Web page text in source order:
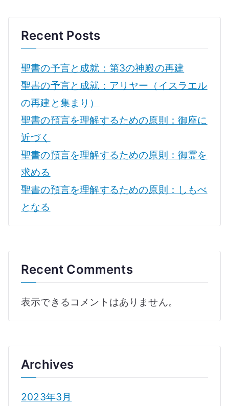
Recent Posts
聖書の予言と成就：第3の神殿の再建
聖書の予言と成就：アリヤー（イスラエル
の再建と集まり）
聖書の預言を理解するための原則：御座に
近づく
聖書の預言を理解するための原則：御霊を
求める
聖書の預言を理解するための原則：しもべ
となる
Recent Comments
表示できるコメントはありません。
Archives
2023年3月